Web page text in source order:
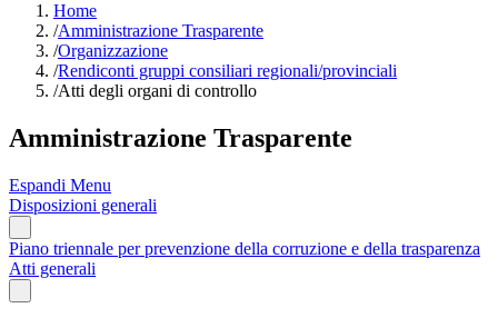
Home
/Amministrazione Trasparente
/Organizzazione
/Rendiconti gruppi consiliari regionali/provinciali
/Atti degli organi di controllo
Amministrazione Trasparente
Espandi Menu
Disposizioni generali
Piano triennale per prevenzione della corruzione e della trasparenza
Atti generali